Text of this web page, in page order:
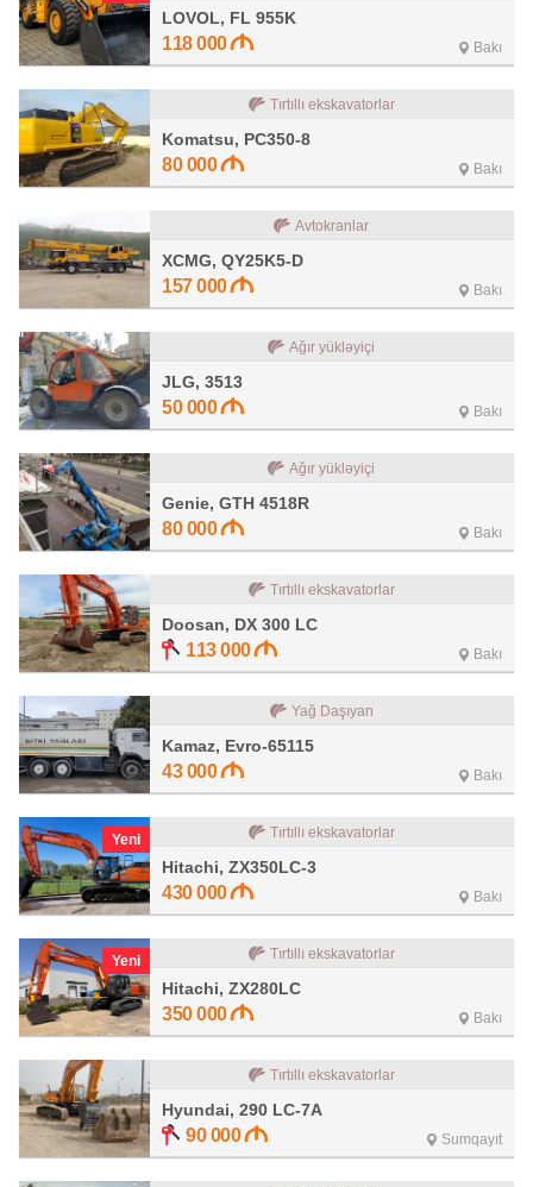
LOVOL, FL 955K
118 000 Bakı
Tırtıllı ekskavatorlar
Komatsu, PC350-8
80 000 Bakı
Avtokranlar
XCMG, QY25K5-D
157 000 Bakı
Ağır yükləyiçi
JLG, 3513
50 000 Bakı
Ağır yükləyiçi
Genie, GTH 4518R
80 000 Bakı
Tırtıllı ekskavatorlar
Doosan, DX 300 LC
113 000 Bakı
Yağ Daşıyan
Kamaz, Evro-65115
43 000 Bakı
Yeni Tırtıllı ekskavatorlar
Hitachi, ZX350LC-3
430 000 Bakı
Yeni Tırtıllı ekskavatorlar
Hitachi, ZX280LC
350 000 Bakı
Tırtıllı ekskavatorlar
Hyundai, 290 LC-7A
90 000 Sumqayıt